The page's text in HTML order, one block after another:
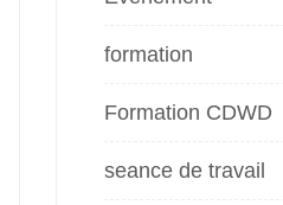
formation
Formation CDWD
seance de travail